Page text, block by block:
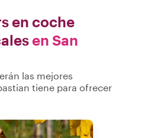
en coche
en San
las mejores
tiene para ofrecer